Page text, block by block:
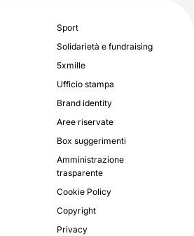
Sport
Solidarietà e fundraising
5xmille
Ufficio stampa
Brand identity
Aree riservate
Box suggerimenti
Amministrazione
trasparente
Cookie Policy
Copyright
Privacy